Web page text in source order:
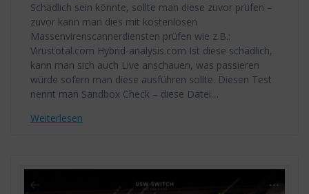
Schädlich sein könnte, sollte man diese zuvor prüfen –
zuvor kann man dies mit kostenlosen
Massenvirenscannerdiensten prüfen wie z.B.:
Virustotal.com Hybrid-analysis.com Ist diese schädlich,
kann man sich auch Live anschauen, was passieren
würde sofern man diese ausführen sollte. Diesen Test
nennt man Sandbox Check – diese Datei…
Weiterlesen